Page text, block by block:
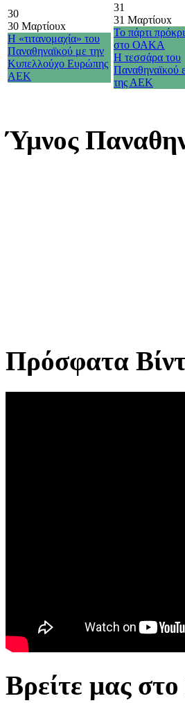
30
30 Μαρτίουx
Η «τιτανομαχία» του
Παναθηναϊκού με την
Κυπελλούχο Ευρώπης
ΑΕΚ
31
31 Μαρτίουx
Το πάρτι
στο ΟΑΚΑ
Η τεσσάρα του
Παναθηναϊκού
της ΑΕΚ
Ύμνος
Πρόσφατα
Βρείτε μας